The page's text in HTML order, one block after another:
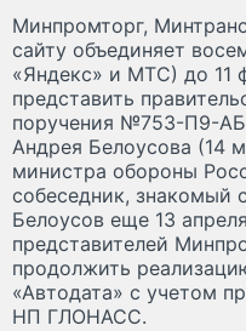
Минпромторг,
сайту объединяет
«Яндекс» и МТС) до 11
представить
поручения №753-П9-АБ
Андрея Белоусова (14
министра обороны
собеседник, знакомый
Белоусов еще 13
представителей
продолжить
«Автодата» с учетом
НП ГЛОНАСС.